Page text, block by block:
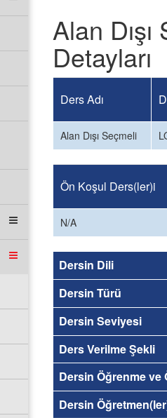
Alan
Detayları
Ders Adı
Alan Dışı Seçmeli
Ön Koşul Ders(ler)i
N/A
Dersin Dili
Dersin Türü
Dersin Seviyesi
Ders Verilme Şekli
Dersin Öğrenme ve
Dersin